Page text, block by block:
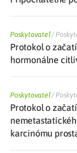
Poskytovateľ/
Protokol o
hormonálne
Poskytovateľ/
Protokol o
karcinómu